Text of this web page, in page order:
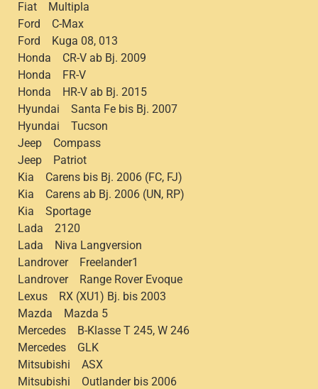
Fiat Multipla
Ford C-Max
Ford Kuga 08, 013
Honda CR-V ab Bj. 2009
Honda FR-V
Honda HR-V ab Bj. 2015
Hyundai Santa Fe bis Bj. 2007
Hyundai Tucson
Jeep Compass
Jeep Patriot
Kia Carens bis Bj. 2006 (FC, FJ)
Kia Carens ab Bj. 2006 (UN, RP)
Kia Sportage
Lada 2120
Lada Niva Langversion
Landrover Freelander1
Landrover Range Rover Evoque
Lexus RX (XU1) Bj. bis 2003
Mazda Mazda 5
Mercedes B-Klasse T 245, W 246
Mercedes GLK
Mitsubishi ASX
Mitsubishi Outlander bis 2006